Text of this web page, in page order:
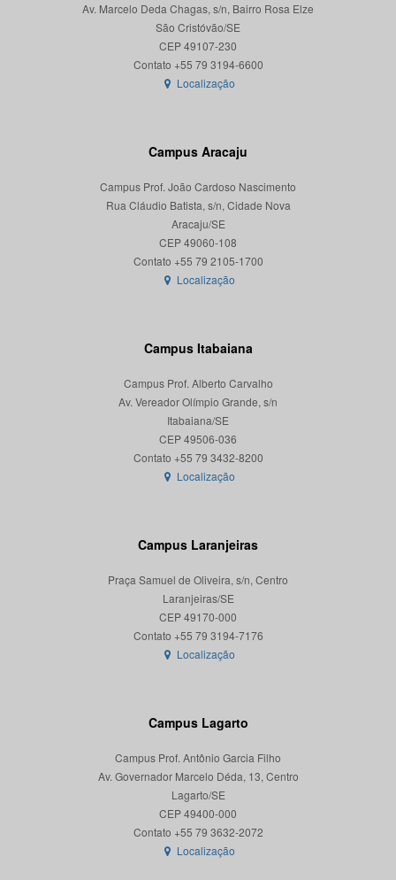
Av. Marcelo Deda Chagas, s/n, Bairro Rosa Elze
São Cristóvão/SE
CEP 49107-230
Localização
Campus Aracaju
Campus Prof. João Cardoso Nascimento
Rua Cláudio Batista, s/n, Cidade Nova
Aracaju/SE
CEP 49060-108
Localização
Campus Itabaiana
Campus Prof. Alberto Carvalho
Av. Vereador Olímpio Grande, s/n
Itabaiana/SE
CEP 49506-036
Localização
Campus Laranjeiras
Praça Samuel de Oliveira, s/n, Centro
Laranjeiras/SE
CEP 49170-000
Localização
Campus Lagarto
Campus Prof. Antônio Garcia Filho
Av. Governador Marcelo Déda, 13, Centro
Lagarto/SE
CEP 49400-000
Localização